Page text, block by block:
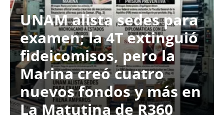
UNAM alista sedes para
examen; la 4T extinguió
fideicomisos, pero la
Marina creó cuatro
nuevos fondos y más en
La Matutina de R360